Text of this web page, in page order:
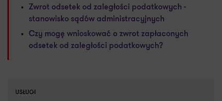
Zwrot odsetek od zaległości podatkowych -
stanowisko sądów administracyjnych
Czy mogę wnioskować o zwrot zapłaconych
odsetek od zaległości podatkowych?
USŁUGI